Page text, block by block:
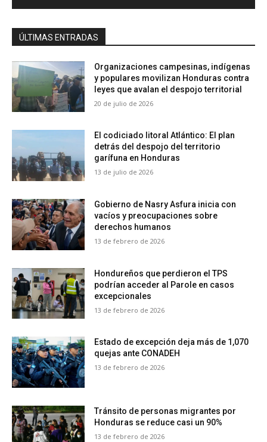
ÚLTIMAS ENTRADAS
Organizaciones campesinas, indígenas
y populares movilizan Honduras contra
leyes que avalan el despojo territorial
20 de julio de 2026
El codiciado litoral Atlántico: El plan
detrás del despojo del territorio
garífuna en Honduras
13 de julio de 2026
Gobierno de Nasry Asfura inicia con
vacíos y preocupaciones sobre
derechos humanos
13 de febrero de 2026
Hondureños que perdieron el TPS
podrían acceder al Parole en casos
excepcionales
13 de febrero de 2026
Estado de excepción deja más de 1,070
quejas ante CONADEH
13 de febrero de 2026
Tránsito de personas migrantes por
Honduras se reduce casi un 90%
13 de febrero de 2026